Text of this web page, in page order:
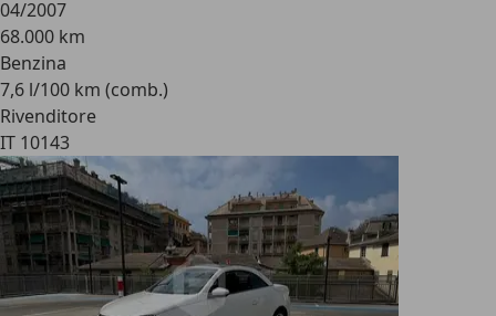
04/2007
68.000 km
Benzina
7,6 l/100 km (comb.)
Rivenditore
IT 10143